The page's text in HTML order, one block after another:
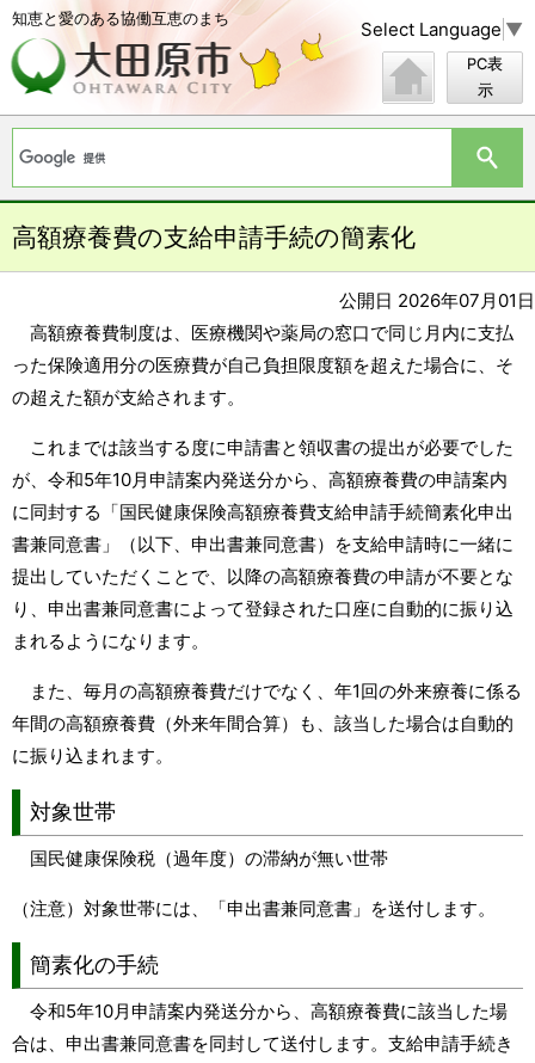
知恵と愛のある協働互恵のまち Select Language ▼
PC表
示
高額療養費の支給申請手続の簡素化
公開日 2026年07月01日
高額療養費制度は、医療機関や薬局の窓口で同じ月内に支払
った保険適用分の医療費が自己負担限度額を超えた場合に、そ
の超えた額が支給されます。
これまでは該当する度に申請書と領収書の提出が必要でした
が、令和5年10月申請案内発送分から、高額療養費の申請案内
に同封する「国民健康保険高額療養費支給申請手続簡素化申出
書兼同意書」（以下、申出書兼同意書）を支給申請時に一緒に
提出していただくことで、以降の高額療養費の申請が不要とな
り、申出書兼同意書によって登録された口座に自動的に振り込
まれるようになります。
また、毎月の高額療養費だけでなく、年1回の外来療養に係る
年間の高額療養費（外来年間合算）も、該当した場合は自動的
に振り込まれます。
対象世帯
国民健康保険税（過年度）の滞納が無い世帯
（注意）対象世帯には、「申出書兼同意書」を送付します。
簡素化の手続
令和5年10月申請案内発送分から、高額療養費に該当した場
合は、申出書兼同意書を同封して送付します。支給申請手続き